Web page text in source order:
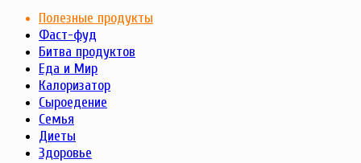
Полезные продукты
Фаст-фуд
Битва продуктов
Еда и Мир
Калоризатор
Сыроедение
Семья
Диеты
Здоровье